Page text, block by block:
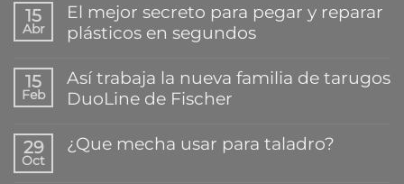
15
Abr
El mejor secreto para pegar y reparar
plásticos en segundos
hay
comentarios
en
secreto
para
15
Feb
Así trabaja la nueva familia de tarugos
DuoLine de Fischer
hay
comentarios
29
Oct
¿Que mecha usar para taladro?